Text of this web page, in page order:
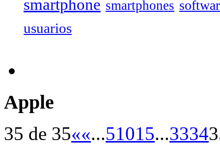
smartphone smartphones
usuarios
Apple
35 de 35««...51015...3334